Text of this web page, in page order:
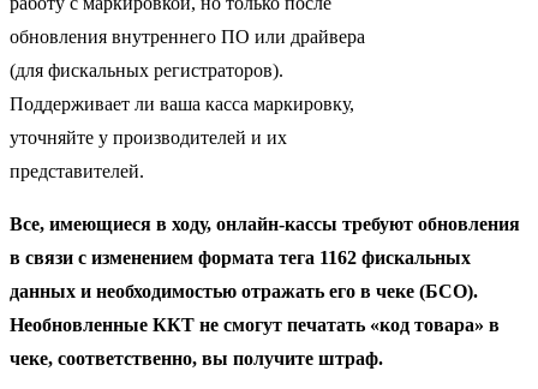
обновления внутреннего ПО или драйвера
(для фискальных регистраторов).
Поддерживает ли ваша касса маркировку,
уточняйте у производителей и их
представителей.
Все, имеющиеся в ходу, онлайн-кассы требуют обновления
в связи с изменением формата тега 1162 фискальных
данных и необходимостью отражать его в чеке (БСО).
Необновленные ККТ не смогут печатать «код товара» в
чеке, соответственно, вы получите штраф.